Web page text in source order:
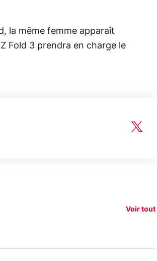
la même femme apparaît
Fold 3 prendra en charge le
Voir tout
pas